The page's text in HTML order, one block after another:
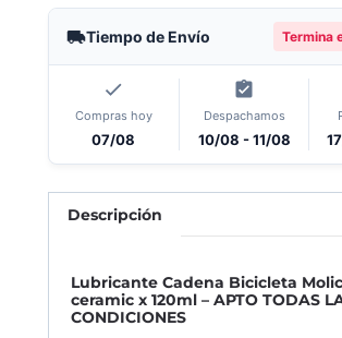
Tiempo de Envío Termina
Compras hoy
07/08
Despachamos
10/08 - 11/08
Descripción
Lubricante Cadena Bicicleta
ceramic x 120ml – APTO TODAS
CONDICIONES